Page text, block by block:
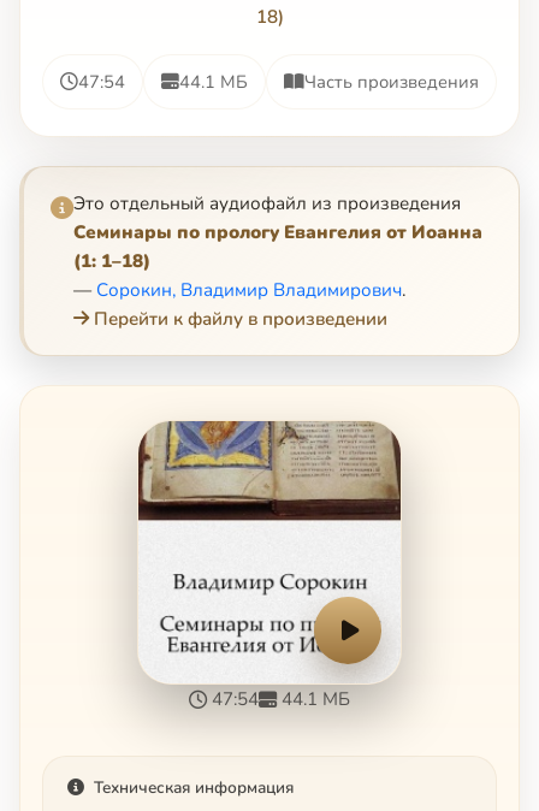
18)
47:54 44.1 МБ Часть произведения
Это отдельный аудиофайл из произведения
Семинары по прологу Евангелия от Иоанна
(1: 1–18)
— Сорокин, Владимир Владимирович.
Перейти к файлу в произведении
47:54 44.1 МБ
Техническая информация